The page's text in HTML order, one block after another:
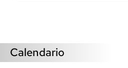
Calendario